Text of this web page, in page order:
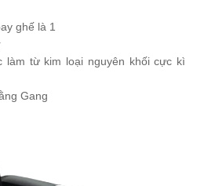
ghế là 1
làm từ kim loại nguyên khối cực kì
Gang